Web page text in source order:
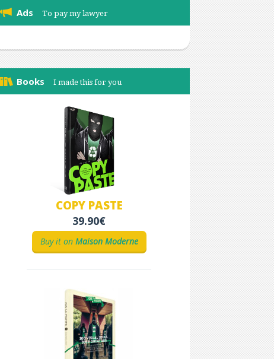
Ads To pay my lawyer
Books I made this for you
COPY PASTE
39.90€
Buy it on Maison Moderne